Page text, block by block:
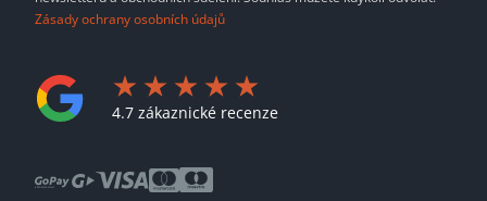
Zásady ochrany osobních údajů
4.7 zákaznické recenze